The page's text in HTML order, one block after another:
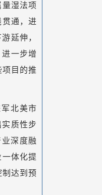
湿法项
通，进
延伸，
一步增
目的推
北美市
质性步
深度融
体化提
达到预